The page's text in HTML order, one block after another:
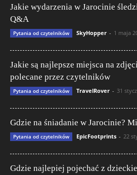
Jakie wydarzenia w Jarocinie
Q&A
Pytania od czytelników SkyHopper - 1 maja
Jakie są najlepsze miejsca na
polecane przez czytelników
Pytania od czytelników TravelRover - 31
Gdzie na śniadanie w Jarocinie?
Pytania od czytelników EpicFootprints - 22
Gdzie najlepiej pojechać z